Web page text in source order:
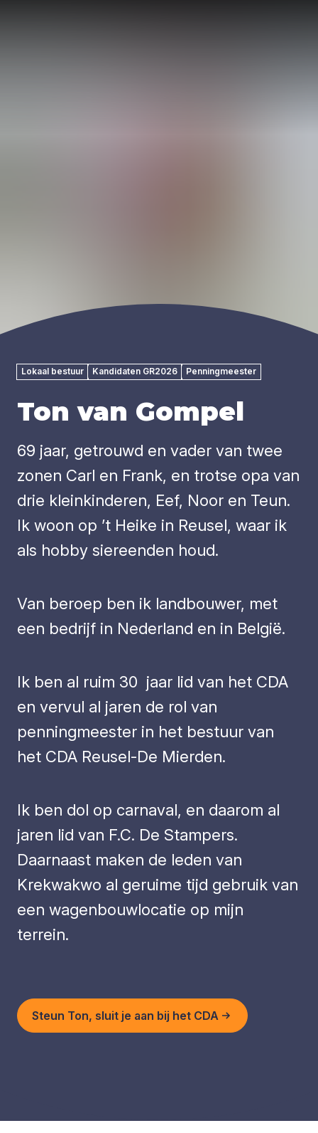
Lokaal bestuur Kandidaten GR2026 Penningmeester
Ton van Gompel
69 jaar, getrouwd en vader van twee
zonen Carl en Frank, en trotse opa van
drie kleinkinderen, Eef, Noor en Teun.
Ik woon op ’t Heike in Reusel, waar ik
als hobby siereenden houd.
Van beroep ben ik landbouwer, met
een bedrijf in Nederland en in België.
Ik ben al ruim 30 jaar lid van het CDA
en vervul al jaren de rol van
penningmeester in het bestuur van
het CDA Reusel-De Mierden.
Ik ben dol op carnaval, en daarom al
jaren lid van F.C. De Stampers.
Daarnaast maken de leden van
Krekwakwo al geruime tijd gebruik van
een wagenbouwlocatie op mijn
terrein.
Steun Ton, sluit je aan bij het CDA